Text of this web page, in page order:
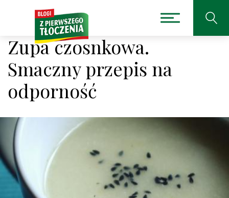
Zupa czosnkowa.
Smaczny przepis na
odporność